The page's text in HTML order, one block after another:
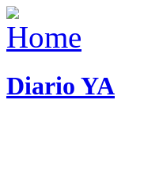
Diario YA